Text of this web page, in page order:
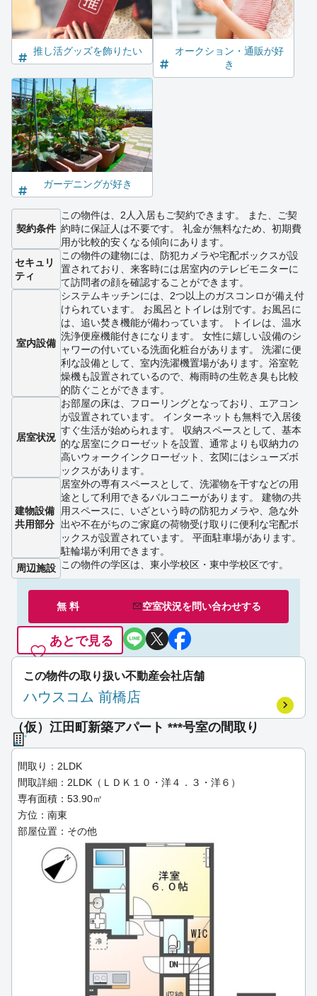
推し活グッズを飾りたい
オークション・通販が好
き
ガーデニングが好き
契約条件
この物件は、2人入居もご契約できます。 また、ご契
約時に保証人は不要です。 礼金が無料なため、初期費
用が比較的安くなる傾向にあります。
セキュリ
ティ
この物件の建物には、防犯カメラや宅配ボックスが設
置されており、来客時には居室内のテレビモニターに
て訪問者の顔を確認することができます。
室内設備
システムキッチンには、2つ以上のガスコンロが備え付
けられています。 お風呂とトイレは別です。お風呂に
は、追い焚き機能が備わっています。 トイレは、温水
洗浄便座機能付きになります。 女性に嬉しい設備のシ
ャワーの付いている洗面化粧台があります。 洗濯に便
利な設備として、室内洗濯機置場があります。浴室乾
燥機も設置されているので、梅雨時の生乾き臭も比較
的防ぐことができます。
居室状況
お部屋の床は、フローリングとなっており、エアコン
が設置されています。 インターネットも無料で入居後
すぐ生活が始められます。 収納スペースとして、基本
的な居室にクローゼットを設置、通常よりも収納力の
高いウォークインクローゼット、玄関にはシューズボ
ックスがあります。
建物設備
共用部分
居室外の専有スペースとして、洗濯物を干すなどの用
途として利用できるバルコニーがあります。 建物の共
用スペースに、いざという時の防犯カメラや、急な外
出や不在がちのご家庭の荷物受け取りに便利な宅配ボ
ックスが設置されています。 平面駐車場があります。
駐輪場が利用できます。
周辺施設 この物件の学区は、東小学校区・東中学校区です。
無 料 空室状況を問い合わせする
あとで見る
この物件の取り扱い不動産会社店舗
ハウスコム 前橋店
（仮）江田町新築アパート ***号室の間取り
間取り：2LDK
間取詳細：2LDK（ＬＤＫ１０・洋４．３・洋６）
専有面積：53.90㎡
方位：南東
部屋位置：その他